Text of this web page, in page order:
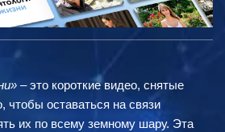
– это короткие видео, снятые
чтобы оставаться на связи
их по всему земному шару. Эта